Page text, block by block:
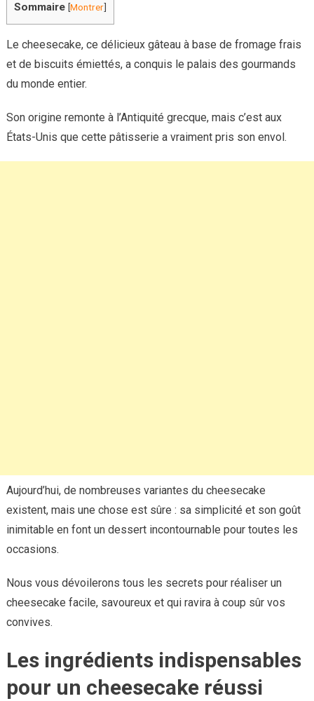
Sommaire [Montrer]
Le cheesecake, ce délicieux gâteau à base de fromage frais
et de biscuits émiettés, a conquis le palais des gourmands
du monde entier.
Son origine remonte à l’Antiquité grecque, mais c’est aux
États-Unis que cette pâtisserie a vraiment pris son envol.
Aujourd’hui, de nombreuses variantes du cheesecake
existent, mais une chose est sûre : sa simplicité et son goût
inimitable en font un dessert incontournable pour toutes les
occasions.
Nous vous dévoilerons tous les secrets pour réaliser un
cheesecake facile, savoureux et qui ravira à coup sûr vos
convives.
Les ingrédients indispensables
pour un cheesecake réussi